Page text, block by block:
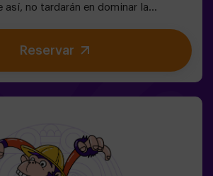
así, no tardarán en dominar la
el poder de la Piedra Filosofal.
pero... ¡nadie ha conseguido
historia de la magia! Os espera la
monitor les acompañe en la aventura,
Existen pasos
de dificultad: bajo.
Reservar